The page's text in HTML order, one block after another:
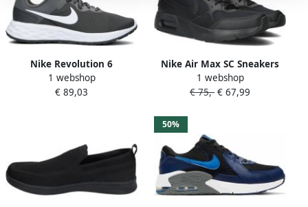
Nike Revolution 6
hardloopschoenen voor
heren (straat) Grijs
1 webshop
€ 89,03
Nike Air Max SC Sneakers
Kids Zwart Transparant
1 webshop
€ 75,- € 67,99
50%